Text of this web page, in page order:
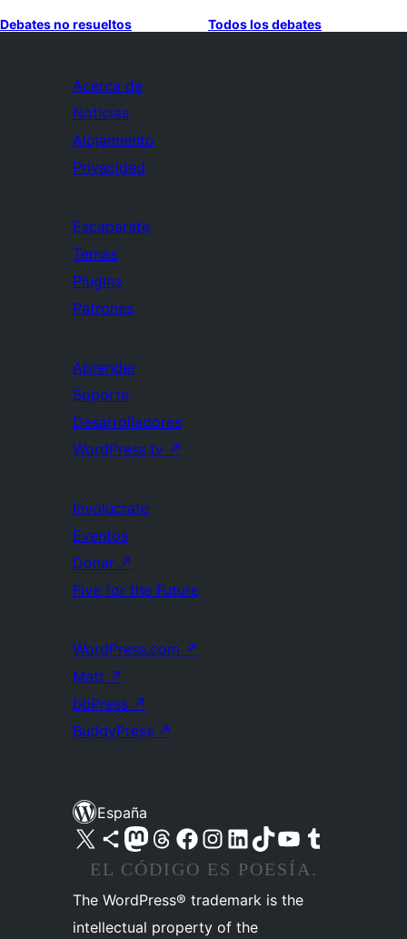
Debates no resueltos Todos los debates
Acerca de
Noticias
Alojamiento
Privacidad
Escaparate
Temas
Plugins
Patrones
Aprender
Soporte
Desarrolladores
WordPress.tv ↗
Involúcrate
Eventos
Donar ↗
Five for the Future
WordPress.com ↗
Matt ↗
bbPress ↗
BuddyPress ↗
España
Visita nuestra cuenta de X (anteriormente Twitter)
Visita nuestra cuenta de Bluesky
Visita nuestra cuenta de Mastodon
Visita nuestra cuenta de Threads
Visita nuestra página de Facebook
Visita nuestra cuenta de Instagram
Visita nuestra cuenta de LinkedIn
Visita nuestra cuenta de TikTok
Visita nuestro canal de YouTube
Visita nuestra cuenta de Tumblr
EL CÓDIGO ES POESÍA.
The WordPress® trademark is the
intellectual property of the